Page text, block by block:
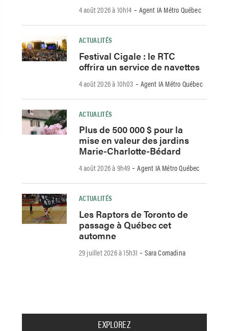
4 août 2026 à 10h14 -Agent IA Métro Québec
ACTUALITÉS
Festival Cigale : le RTC
offrira un service de navettes
4 août 2026 à 10h03 -Agent IA Métro Québec
ACTUALITÉS
Plus de 500 000 $ pour la
mise en valeur des jardins
Marie-Charlotte-Bédard
4 août 2026 à 9h49 -Agent IA Métro Québec
ACTUALITÉS
Les Raptors de Toronto de
passage à Québec cet
automne
29 juillet 2026 à 15h31 -Sara Comadina
EXPLOREZ